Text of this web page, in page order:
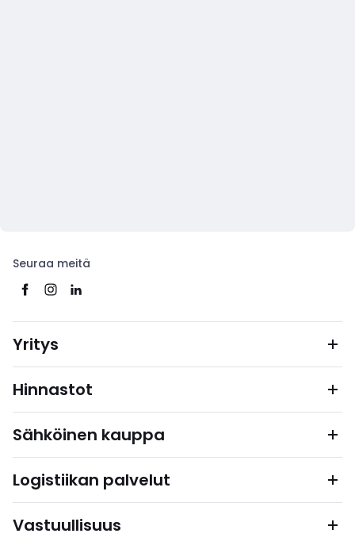
Seuraa meitä
Yritys
Hinnastot
Sähköinen kauppa
Logistiikan palvelut
Vastuullisuus